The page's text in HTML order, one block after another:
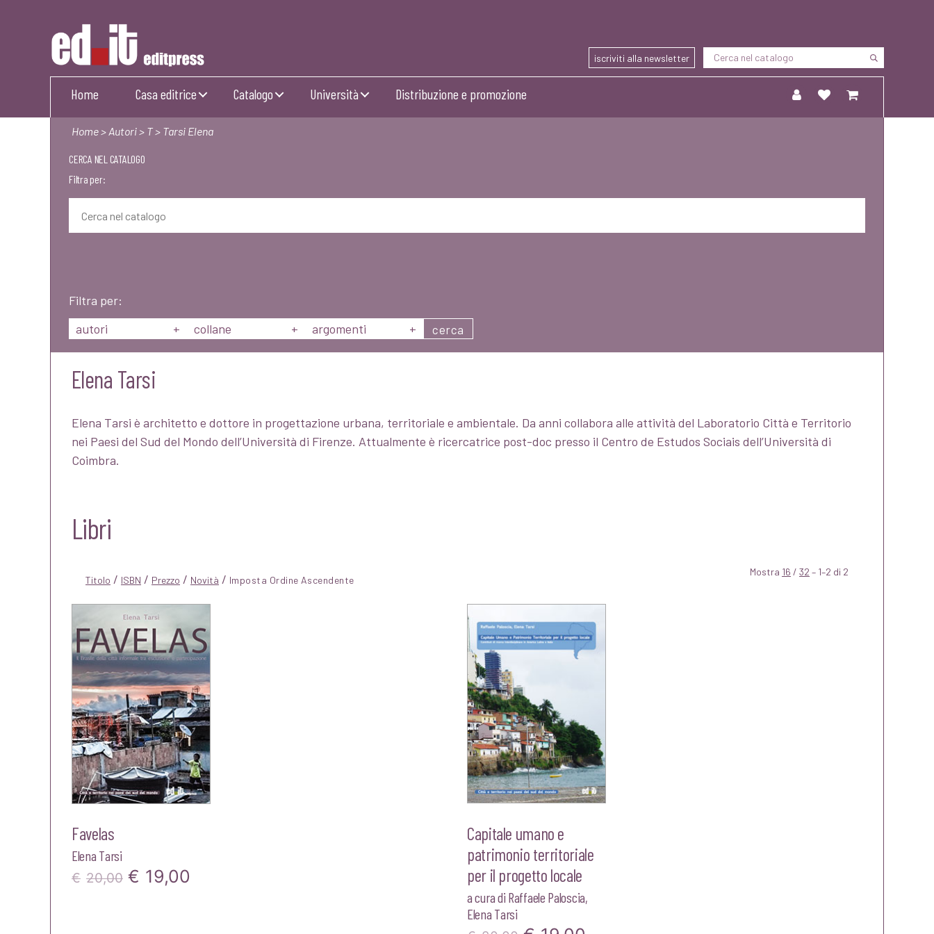
Editpress
iscriviti alla newsletter
Home Casa editrice Catalogo Università Distribuzione e promozione
Home> Autori> T> Tarsi Elena
CERCA NEL CATALOGO
Filtra per:
Filtra per:
autori
+ collane + argomenti + cerca
Elena Tarsi
Elena Tarsi è architetto e dottore in progettazione urbana, territoriale e ambientale. Da anni collabora alle attività del Laboratorio Città e Territorio
nei Paesi del Sud del Mondo dell’Università di Firenze. Attualmente è ricercatrice post-doc presso il Centro de Estudos Sociais dell’Università di
Coimbra.
Libri
Titolo / ISBN / Prezzo / Novità / Mostra 16 / 32 – 1–2 di 2
Favelas
Elena Tarsi
€ 20,00 Il
€ 19,00
Capitale umano e
patrimonio territoriale
per il progetto locale
a cura di Raffaele Paloscia,
Elena Tarsi